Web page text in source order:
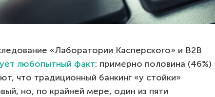
«Лаборатории Касперского» и B2B
любопытный факт: примерно половина (46%)
что традиционный банкинг «у стойки»
но, по крайней мере, один из пяти